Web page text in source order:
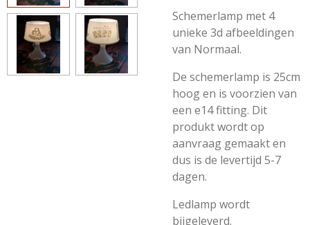
Schemerlamp met 4
unieke 3d afbeeldingen
van Normaal.
De schemerlamp is 25cm
hoog en is voorzien van
een e14 fitting. Dit
produkt wordt op
aanvraag gemaakt en
dus is de levertijd 5-7
dagen.
Ledlamp wordt
bijgeleverd.